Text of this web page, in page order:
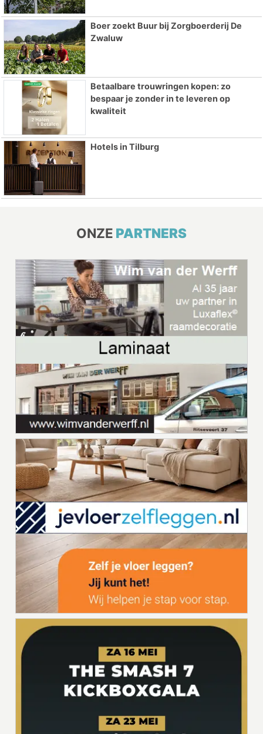
Boer zoekt Buur bij Zorgboerderij De
Zwaluw
Betaalbare trouwringen kopen: zo
bespaar je zonder in te leveren op
kwaliteit
Hotels in Tilburg
ONZE PARTNERS